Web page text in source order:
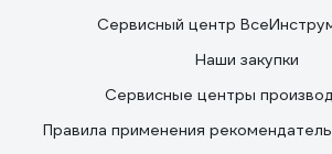
Сервисный центр
Наши закупки
Сервисные центры
Правила применения